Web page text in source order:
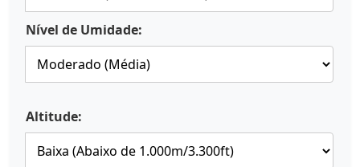
Nível de Umidade:
Altitude: